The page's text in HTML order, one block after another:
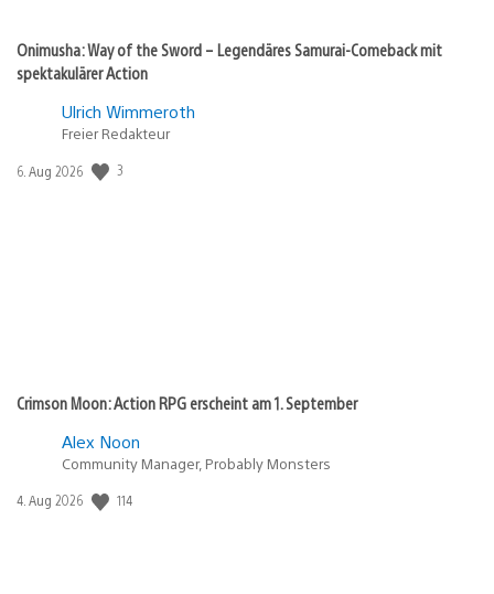
Onimusha: Way of the Sword – Legendäres Samurai-Comeback mit
spektakulärer Action
Ulrich Wimmeroth
Freier Redakteur
Veröffentlichungsdatum:
6. Aug 2026 3
Crimson Moon: Action RPG erscheint am 1. September
Alex Noon
Community Manager, Probably Monsters
Veröffentlichungsdatum:
4. Aug 2026 114